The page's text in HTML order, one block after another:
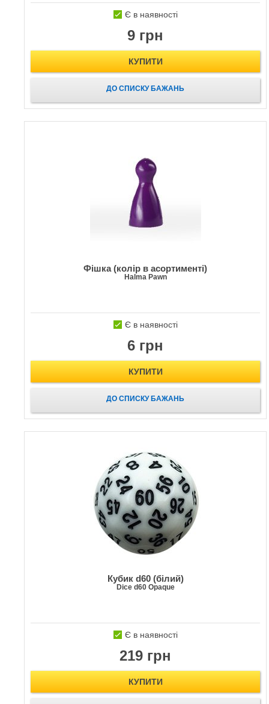
Є в наявності
9 грн
КУПИТИ
ДО СПИСКУ БАЖАНЬ
Фішка (колір в асортименті)
Halma Pawn
Є в наявності
6 грн
КУПИТИ
ДО СПИСКУ БАЖАНЬ
Кубик d60 (білий)
Dice d60 Opaque
Є в наявності
219 грн
КУПИТИ